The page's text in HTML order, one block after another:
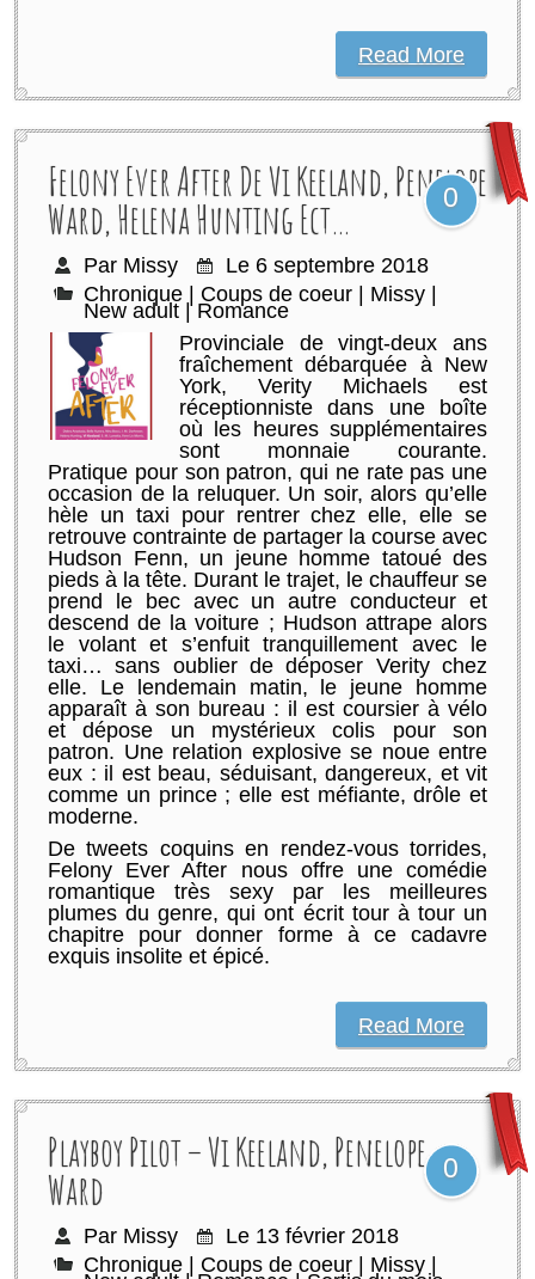
Read More
Felony Ever After De Vi Keeland, Penelope
Ward, Helena Hunting Ect… 0
Par Missy
Le 6 septembre 2018
Chronique
Coups de coeur Missy
New adult | Romance
Provinciale de vingt-deux ans
fraîchement débarquée à New
York, Verity Michaels est
réceptionniste dans une boîte
où les heures supplémentaires
sont monnaie courante.
Pratique pour son patron, qui ne rate pas une
occasion de la reluquer. Un soir, alors qu’elle
hèle un taxi pour rentrer chez elle, elle se
retrouve contrainte de partager la course avec
Hudson Fenn, un jeune homme tatoué des
pieds à la tête. Durant le trajet, le chauffeur se
prend le bec avec un autre conducteur et
descend de la voiture ; Hudson attrape alors
le volant et s’enfuit tranquillement avec le
taxi… sans oublier de déposer Verity chez
elle. Le lendemain matin, le jeune homme
apparaît à son bureau : il est coursier à vélo
et dépose un mystérieux colis pour son
patron. Une relation explosive se noue entre
eux : il est beau, séduisant, dangereux, et vit
comme un prince ; elle est méfiante, drôle et
moderne.
De tweets coquins en rendez-vous torrides,
Felony Ever After nous offre une comédie
romantique très sexy par les meilleures
plumes du genre, qui ont écrit tour à tour un
chapitre pour donner forme à ce cadavre
exquis insolite et épicé.
Read More
Playboy Pilot – Vi Keeland,‎ Penelope
Ward 0
Par Missy
Le 13 février 2018
Chronique
Coups de coeur Missy